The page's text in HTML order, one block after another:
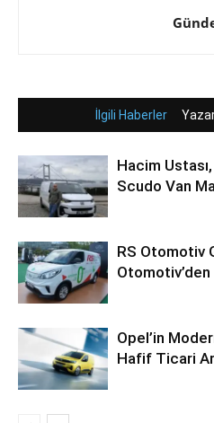
İlgili Haberler
Hacim
Scudo Van
RS Otomotiv
Opel’in
Hafif Ticari